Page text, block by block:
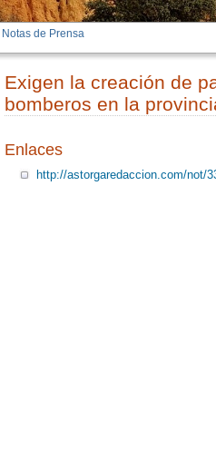
Notas de Prensa
Exigen la creación de
bomberos en la
Enlaces
http://astorgaredaccion.com/not/